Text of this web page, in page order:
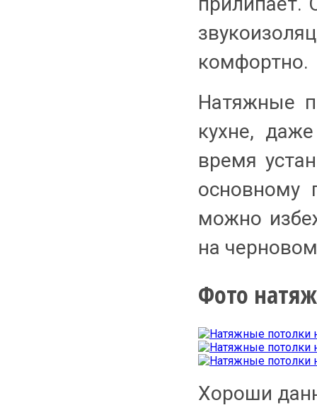
комфортно.
Натяжные
кухне,
время
основному
можно
на
Фото
Хороши